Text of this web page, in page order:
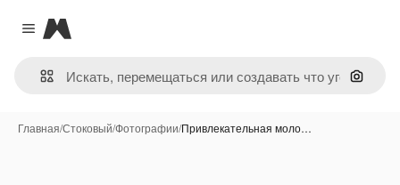
Close menu
Magnific
Поиск
Главная/Стоковый/Фотографии/Привлекательная моло…